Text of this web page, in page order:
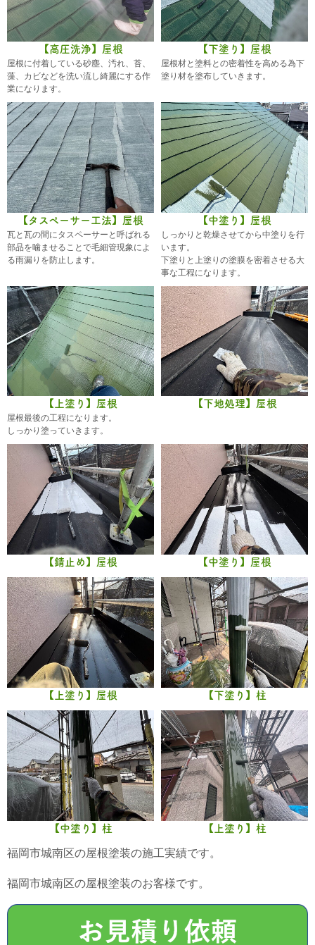
【高圧洗浄】屋根
屋根に付着している砂塵、汚れ、苔、
藻、カビなどを洗い流し綺麗にする作
業になります。
【下塗り】屋根
屋根材と塗料との密着性を高める為下
塗り材を塗布していきます。
【タスペーサー工法】屋根
瓦と瓦の間にタスペーサーと呼ばれる
部品を噛ませることで毛細管現象によ
る雨漏りを防止します。
【中塗り】屋根
しっかりと乾燥させてから中塗りを行
います。
下塗りと上塗りの塗膜を密着させる大
事な工程になります。
【上塗り】屋根
屋根最後の工程になります。
しっかり塗っていきます。
【下地処理】屋根
【錆止め】屋根 【中塗り】屋根
【上塗り】屋根 【下塗り】柱
【中塗り】柱 【上塗り】柱
福岡市城南区の屋根塗装の施工実績です。
福岡市城南区の屋根塗装のお客様です。